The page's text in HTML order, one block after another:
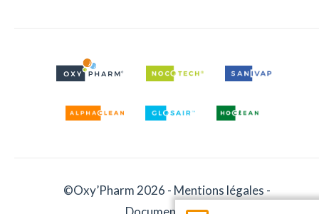
©Oxy’Pharm 2026 - Mentions légales -